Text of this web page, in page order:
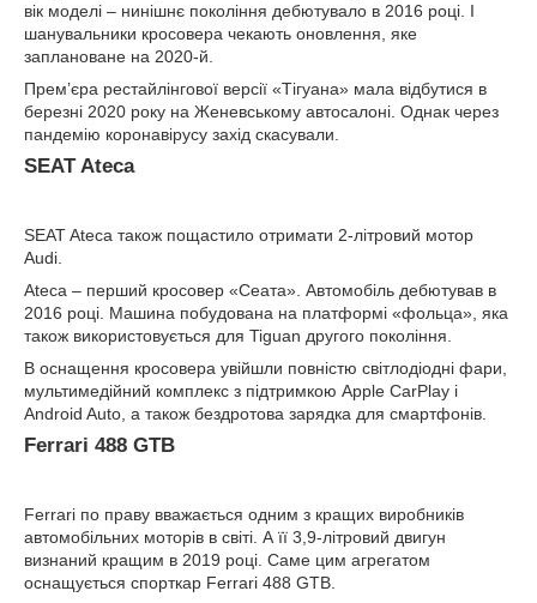
вік моделі – нинішнє покоління дебютувало в 2016 році. І
шанувальники кросовера чекають оновлення, яке
заплановане на 2020-й.
Прем’єра рестайлінгової версії «Тігуана» мала відбутися в
березні 2020 року на Женевському автосалоні. Однак через
пандемію коронавірусу захід скасували.
SEAT Ateca
SEAT Ateca також пощастило отримати 2-літровий мотор
Audi.
Ateca – перший кросовер «Сеата». Автомобіль дебютував в
2016 році. Машина побудована на платформі «фольца», яка
також використовується для Tiguan другого покоління.
В оснащення кросовера увійшли повністю світлодіодні фари,
мультимедійний комплекс з підтримкою Apple CarPlay і
Android Auto, а також бездротова зарядка для смартфонів.
Ferrari 488 GTB
Ferrari по праву вважається одним з кращих виробників
автомобільних моторів в світі. А її 3,9-літровий двигун
визнаний кращим в 2019 році. Саме цим агрегатом
оснащується спорткар Ferrari 488 GTB.